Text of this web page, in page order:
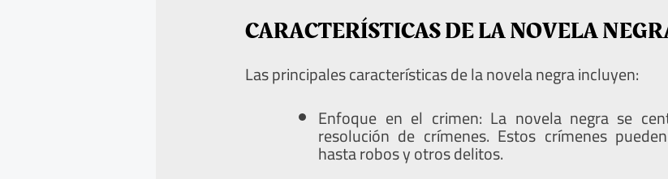
CARACTERÍSTICAS DE LA NOVELA
Las principales características de la novela negra incluyen:
Enfoque en el crimen: La novela negra se
resolución de crímenes. Estos crímenes
hasta robos y otros delitos.